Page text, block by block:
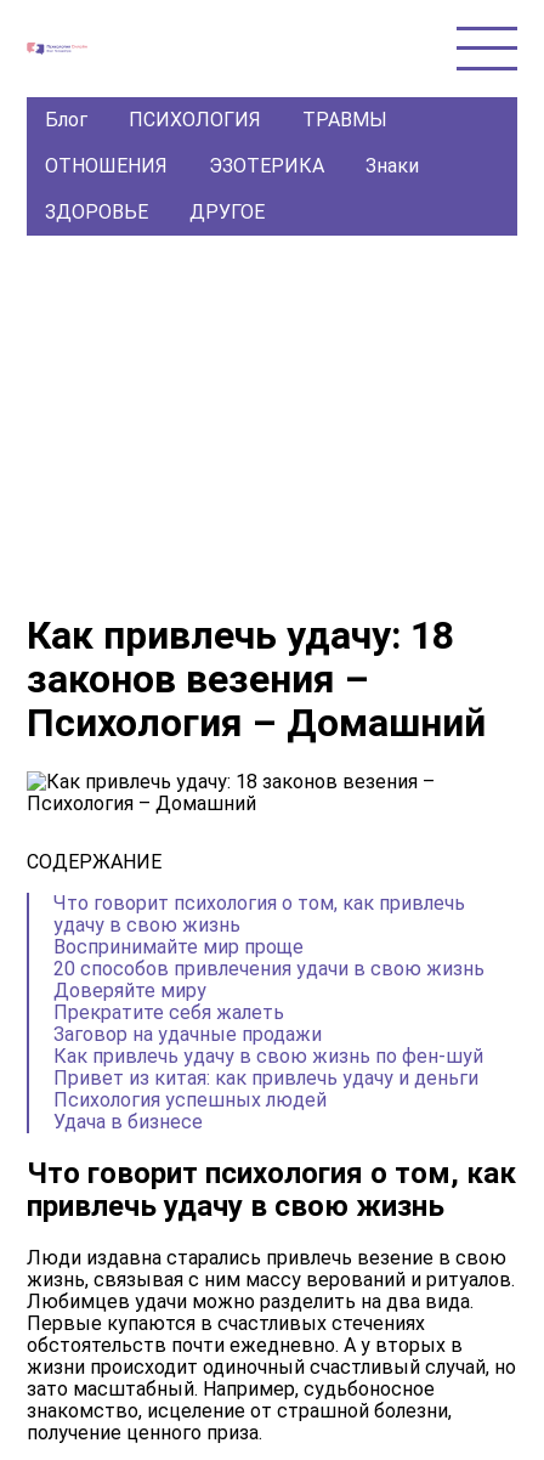
Блог ПСИХОЛОГИЯ
ТРАВМЫ
ОТНОШЕНИЯ
ЭЗОТЕРИКА
Знаки
ЗДОРОВЬЕ
ДРУГОЕ
Как привлечь удачу: 18
законов везения –
Психология – Домашний
СОДЕРЖАНИЕ
Что говорит психология о том, как привлечь
удачу в свою жизнь
Воспринимайте мир проще
20 способов привлечения удачи в свою жизнь
Доверяйте миру
Прекратите себя жалеть
Заговор на удачные продажи
Как привлечь удачу в свою жизнь по фен-шуй
Привет из китая: как привлечь удачу и деньги
Психология успешных людей
Удача в бизнесе
Что говорит психология о том, как
привлечь удачу в свою жизнь
Люди издавна старались привлечь везение в свою
жизнь, связывая с ним массу верований и ритуалов.
Любимцев удачи можно разделить на два вида.
Первые купаются в счастливых стечениях
обстоятельств почти ежедневно. А у вторых в
жизни происходит одиночный счастливый случай, но
зато масштабный. Например, судьбоносное
знакомство, исцеление от страшной болезни,
получение ценного приза.